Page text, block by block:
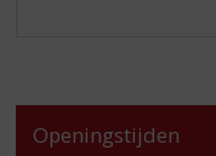
Openingstijden